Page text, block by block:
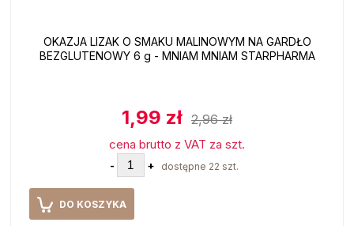
OKAZJA LIZAK O SMAKU MALINOWYM NA GARDŁO
BEZGLUTENOWY 6 g - MNIAM MNIAM STARPHARMA
1,99 zł 2,96 zł
cena brutto z VAT za szt.
- + dostępne 22 szt.
DO KOSZYKA